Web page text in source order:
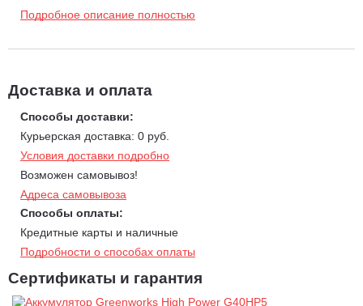
Для удобного контроля уровня заряда пользователем АКБ
Ёмкость аккумуляторной батареи: 5,0 Ач;
Энергоемкость 180 Вт*ч;
Номинальная мощность 1980 Вт;
Масса без упаковки: 1,24 кг;
Гарантия 2 года.
Размеры без упаковки: 166х84х85 мм.
Время заряда 100% (+23 С):
от ЗУ ток 5.0 А: 75 мин.
* зависимости от уровня заряда и температуры аккумуляторной
Подробное описание полностью
Доставка и оплата
Способы доставки:
Курьерская доставка: 0 руб.
Условия доставки подробно
Возможен самовывоз!
Адреса самовывоза
Способы оплаты:
Кредитные карты и наличные
Подробности о способах оплаты
Сертификаты и гарантия